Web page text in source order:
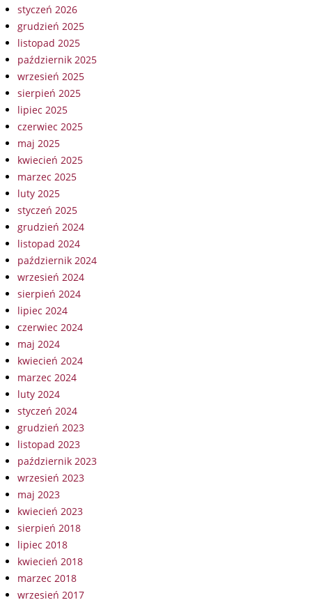
styczeń 2026
grudzień 2025
listopad 2025
październik 2025
wrzesień 2025
sierpień 2025
lipiec 2025
czerwiec 2025
maj 2025
kwiecień 2025
marzec 2025
luty 2025
styczeń 2025
grudzień 2024
listopad 2024
październik 2024
wrzesień 2024
sierpień 2024
lipiec 2024
czerwiec 2024
maj 2024
kwiecień 2024
marzec 2024
luty 2024
styczeń 2024
grudzień 2023
listopad 2023
październik 2023
wrzesień 2023
maj 2023
kwiecień 2023
sierpień 2018
lipiec 2018
kwiecień 2018
marzec 2018
wrzesień 2017